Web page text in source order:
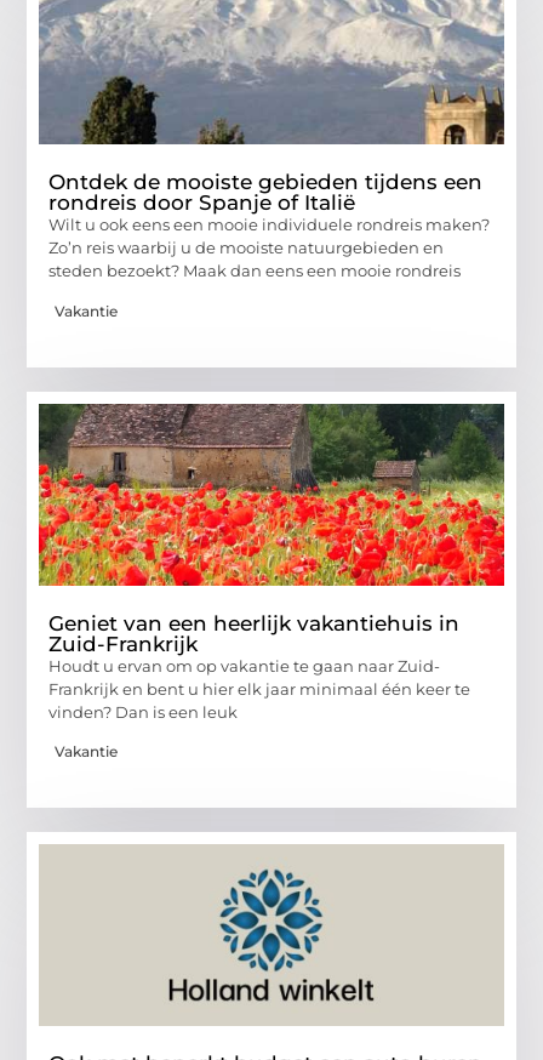
Ontdek de mooiste gebieden tijdens een
rondreis door Spanje of Italië
Wilt u ook eens een mooie individuele rondreis maken?
Zo’n reis waarbij u de mooiste natuurgebieden en
steden bezoekt? Maak dan eens een mooie rondreis
Vakantie
Geniet van een heerlijk vakantiehuis in
Zuid-Frankrijk
Houdt u ervan om op vakantie te gaan naar Zuid-
Frankrijk en bent u hier elk jaar minimaal één keer te
vinden? Dan is een leuk
Vakantie